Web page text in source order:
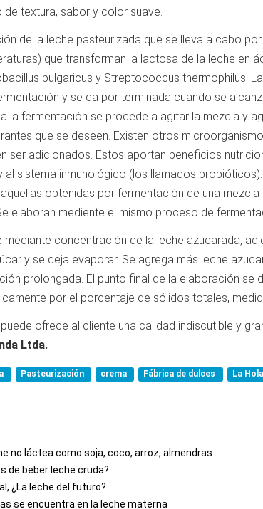
textura, sabor y color suave.
de la leche pasteurizada que se lleva a cabo
que transforman la lactosa de la leche en
bulgaricus y Streptococcus thermophilus.
y se da por terminada cuando se
la fermentación se procede a agitar la mezcla y
que se deseen. Existen otros
ser adicionados. Estos aportan beneficios
al sistema inmunológico (los llamados
obtenidas por fermentación de una
elaboran mediente el mismo proceso de
mediante concentración de la leche azucarada,
y se deja evaporar. Se agrega más leche
prolongada. El punto final de la elaboración se
por el porcentaje de sólidos totales,
ofrece al cliente una calidad indiscutible y
Ltda.
Pasteurización crema Fábrica de dulces La
no láctea como soja, coco, arroz, almendras...
de beber leche cruda?
¿La leche del futuro?
se encuentra en la leche materna